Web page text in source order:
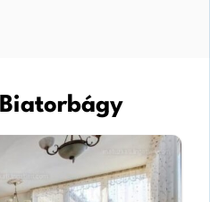
Biatorbágy